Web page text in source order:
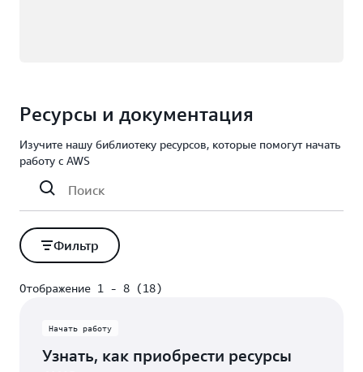
Ресурсы и документация
Изучите нашу библиотеку ресурсов, которые помогут начать
работу с AWS
Фильтр
Отображение 1 - 8 (18)
Начать работу
Узнать, как приобрести ресурсы